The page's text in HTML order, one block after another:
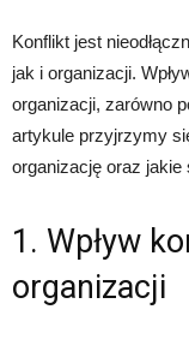
Konflikt jest
jak i organizacji.
organizacji, zarówno
artykule przyjrzymy
organizację oraz
1. Wpływ
organizacji